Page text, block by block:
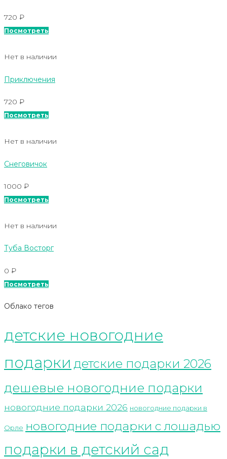
720 ₽
Посмотреть
Нет в наличии
Приключения
720 ₽
Посмотреть
Нет в наличии
Снеговичок
1000 ₽
Посмотреть
Нет в наличии
Туба Восторг
0 ₽
Посмотреть
Облако тегов
детские новогодние
подарки детские подарки 2026
дешевые новогодние подарки
новогодние подарки 2026 новогодние подарки в
Орле новогодние подарки с лошадью
подарки в детский сад